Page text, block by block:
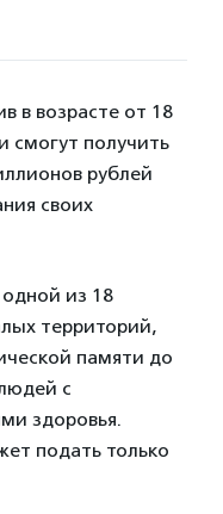
в возрасте от 18
смогут получить
рублей
своих
из 18
территорий,
памяти до
с
здоровья.
подать только